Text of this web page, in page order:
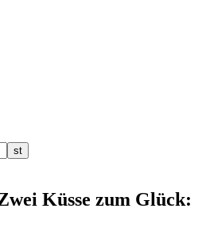
Küsse zum Glück: